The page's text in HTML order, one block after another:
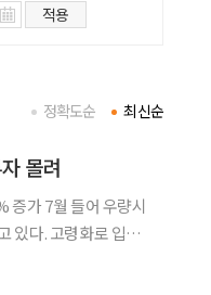
적용
최신순
정확도순
몰려